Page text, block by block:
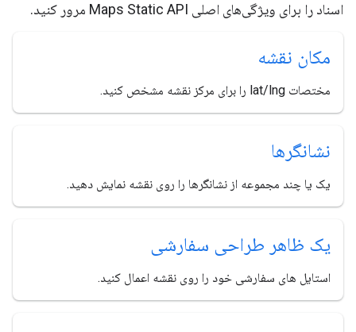
اسناد را برای ویژگی‌های اصلی Maps Static API مرور کنید.
مکان نقشه
مختصات lat/lng را برای مرکز نقشه مشخص کنید.
نشانگرها
یک یا چند مجموعه از نشانگرها را روی نقشه نمایش دهید.
یک ظاهر طراحی سفارشی
استایل های سفارشی خود را روی نقشه اعمال کنید.